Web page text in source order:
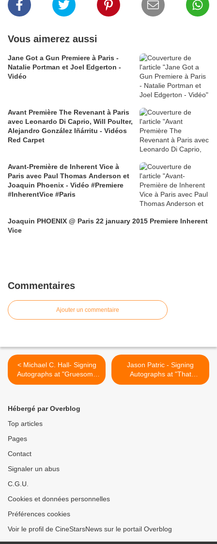
Vous aimerez aussi
Jane Got a Gun Premiere à Paris -
Natalie Portman et Joel Edgerton -
Vidéo
Avant Première The Revenant à Paris
avec Leonardo Di Caprio, Will Poulter,
Alejandro González Iñárritu - Vidéos
Red Carpet
Avant-Première de Inherent Vice à
Paris avec Paul Thomas Anderson et
Joaquin Phoenix - Vidéo #Premiere
#InherentVice #Paris
Joaquin PHOENIX @ Paris 22 january 2015 Premiere Inherent
Vice
Commentaires
Ajouter un commentaire
< Michael C. Hall- Signing
Autographs at "Gruesome
Playground Injuries" Stage
Jason Patric - Signing
Autographs at "That
Championship Season"
Hébergé par Overblog
Top articles
Pages
Contact
Signaler un abus
C.G.U.
Cookies et données personnelles
Préférences cookies
Voir le profil de CineStarsNews sur le portail Overblog